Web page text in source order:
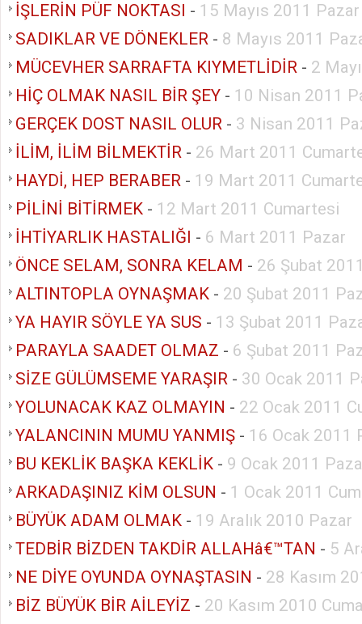
İŞLERİN PÜF NOKTASI - 15 Mayıs 2011 Pazar
SADIKLAR VE DÖNEKLER - 8 Mayıs 2011
MÜCEVHER SARRAFTA KIYMETLİDİR - 2
HİÇ OLMAK NASIL BİR ŞEY - 10 Nisan 2011
GERÇEK DOST NASIL OLUR - 3 Nisan 2011
İLİM, İLİM BİLMEKTİR - 26 Mart 2011
HAYDİ, HEP BERABER - 19 Mart 2011
PİLİNİ BİTİRMEK - 12 Mart 2011 Cumartesi
İHTİYARLIK HASTALIĞI - 6 Mart 2011 Pazar
ÖNCE SELAM, SONRA KELAM - 26 Şubat
ALTINTOPLA OYNAŞMAK - 20 Şubat 2011
YA HAYIR SÖYLE YA SUS - 13 Şubat 2011
PARAYLA SAADET OLMAZ - 6 Şubat 2011
SİZE GÜLÜMSEME YARAŞIR - 30 Ocak 2011
YOLUNACAK KAZ OLMAYIN - 22 Ocak 2011
YALANCININ MUMU YANMIŞ - 16 Ocak 2011
BU KEKLİK BAŞKA KEKLİK - 9 Ocak 2011
ARKADAŞINIZ KİM OLSUN - 1 Ocak 2011
BÜYÜK ADAM OLMAK - 19 Aralık 2010 Pazar
TEDBİR BİZDEN TAKDİR ALLAHâ€™TAN - 5
NE DİYE OYUNDA OYNAŞTASIN - 28 Kasım
BİZ BÜYÜK BİR AİLEYİZ - 20 Kasım 2010